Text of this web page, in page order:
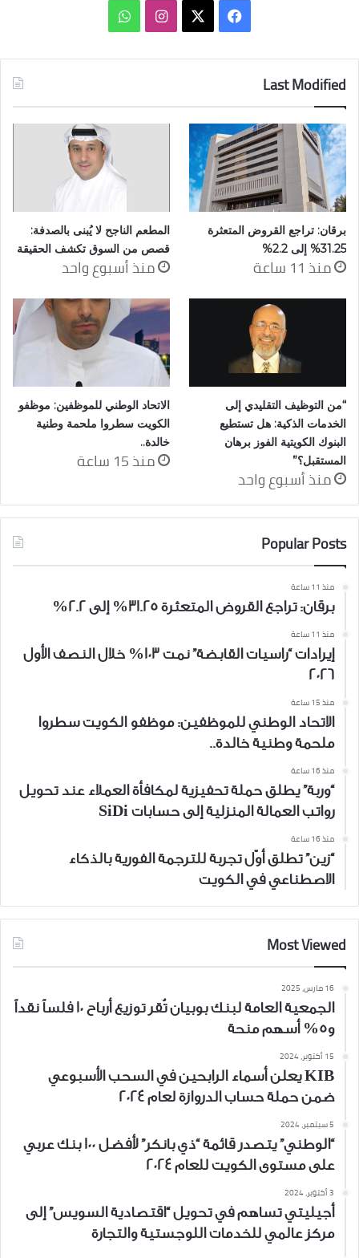
فيسبوك انستقرامواتساب
Last Modified
برقان: تراجع القروض المتعثرة
31.25% إلى 2.2%
منذ 11 ساعة
المطعم الناجح لا يُبنى بالصدفة:
قصص من السوق تكشف الحقيقة
منذ أسبوع واحد
“من التوظيف التقليدي إلى
الخدمات الذكية: هل تستطيع
البنوك الكويتية الفوز برهان
المستقبل؟”
منذ أسبوع واحد
الاتحاد الوطني للموظفين: موظفو
الكويت سطروا ملحمة وطنية
خالدة..
منذ 15 ساعة
Popular Posts
منذ 11 ساعة
برقان: تراجع القروض المتعثرة 31.25% إلى 2.2%
منذ 11 ساعة
إيرادات “راسيات القابضة” نمت 103% خلال النصف الأول
2026
منذ 15 ساعة
الاتحاد الوطني للموظفين: موظفو الكويت سطروا
ملحمة وطنية خالدة..
منذ 16 ساعة
“وربة” يطلق حملة تحفيزية لمكافأة العملاء عند تحويل
رواتب العمالة المنزلية إلى حسابات SiDi
منذ 16 ساعة
“زين” تطلق أوّل تجربة للترجمة الفورية بالذكاء
الاصطناعي في الكويت
Most Viewed
16 مارس، 2025
الجمعية العامة لبنك بوبيان تُقر توزيع أرباح 10 فلساً نقداً
و5% أسهم منحة
15 أكتوبر، 2024
KIB يعلن أسماء الرابحين في السحب الأسبوعي
ضمن حملة حساب الدروازة لعام 2024
5 سبتمبر، 2024
“الوطني” يتصدر قائمة “ذي بانكر” لأفضل 100 بنك عربي
على مستوى الكويت للعام 2024
3 أكتوبر، 2024
أجيليتي تساهم في تحويل “اقتصادية السويس” إلى
مركز عالمي للخدمات اللوجستية والتجارة